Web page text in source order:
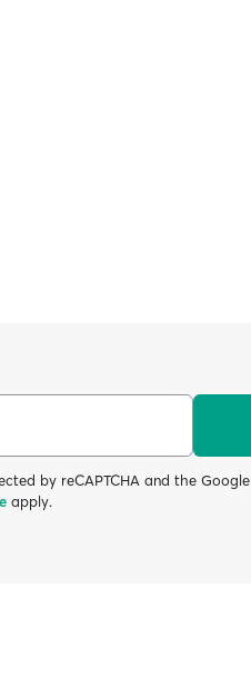
by reCAPTCHA and the Google
apply.